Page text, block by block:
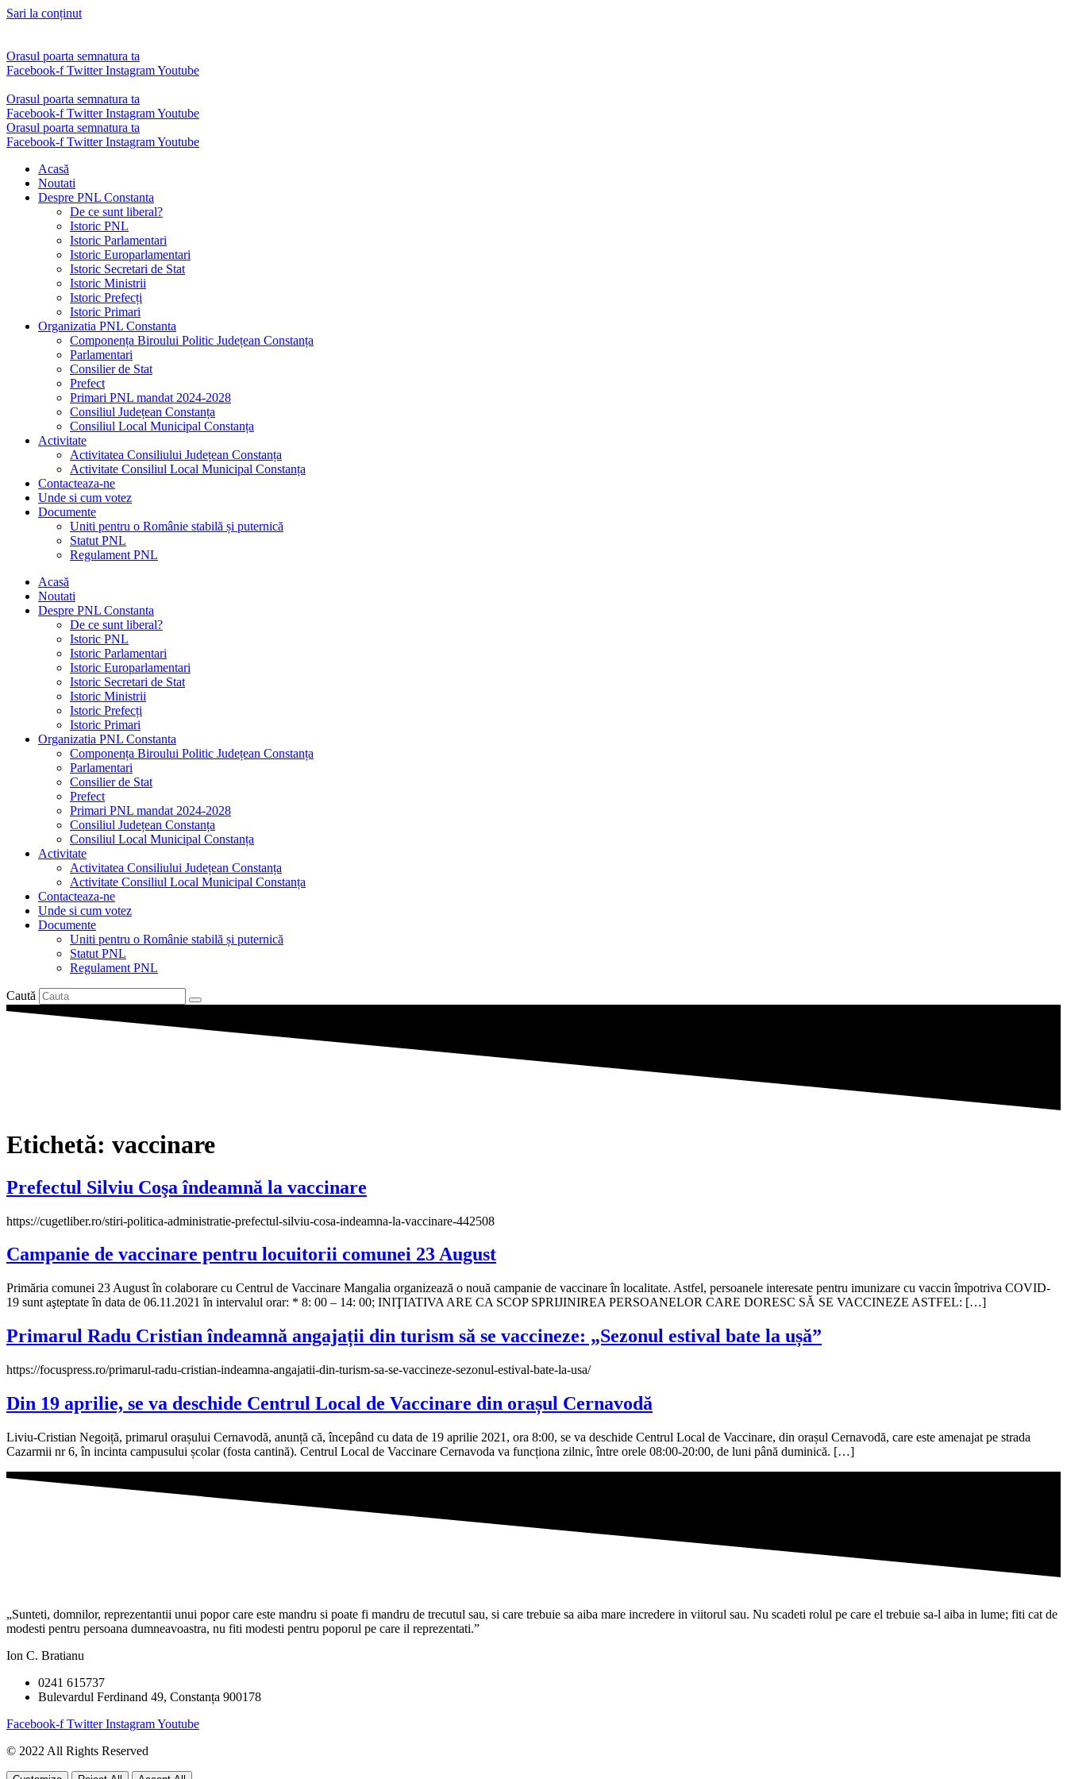
Sari la conținut
Orasul poarta semnatura ta
Facebook-f Twitter InstagramYoutube
Orasul poarta semnatura ta
Facebook-f Twitter InstagramYoutube
Orasul poarta semnatura ta
Facebook-f Twitter InstagramYoutube
Acasă
Noutati
Despre PNL Constanta
De ce sunt liberal?
Istoric PNL
Istoric Parlamentari
Istoric Europarlamentari
Istoric Secretari de Stat
Istoric Ministrii
Istoric Prefecți
Istoric Primari
Organizatia PNL Constanta
Componența Biroului Politic Județean Constanța
Parlamentari
Consilier de Stat
Prefect
Primari PNL mandat 2024-2028
Consiliul Județean Constanța
Consiliul Local Municipal Constanța
Activitate
Activitatea Consiliului Județean Constanța
Activitate Consiliul Local Municipal Constanța
Contacteaza-ne
Unde si cum votez
Documente
Uniti pentru o Românie stabilă și puternică
Statut PNL
Regulament PNL
Acasă
Noutati
Despre PNL Constanta
De ce sunt liberal?
Istoric PNL
Istoric Parlamentari
Istoric Europarlamentari
Istoric Secretari de Stat
Istoric Ministrii
Istoric Prefecți
Istoric Primari
Organizatia PNL Constanta
Componența Biroului Politic Județean Constanța
Parlamentari
Consilier de Stat
Prefect
Primari PNL mandat 2024-2028
Consiliul Județean Constanța
Consiliul Local Municipal Constanța
Activitate
Activitatea Consiliului Județean Constanța
Activitate Consiliul Local Municipal Constanța
Contacteaza-ne
Unde si cum votez
Documente
Uniti pentru o Românie stabilă și puternică
Statut PNL
Regulament PNL
Caută
Etichetă: vaccinare
Prefectul Silviu Coşa îndeamnă la vaccinare
https://cugetliber.ro/stiri-politica-administratie-prefectul-silviu-cosa-indeamna-la-vaccinare-442508
Campanie de vaccinare pentru locuitorii comunei 23 August
Primăria comunei 23 August în colaborare cu Centrul de Vaccinare Mangalia organizează o nouă campanie de vaccinare în localitate. Astfel, persoanele interesate pentru imunizare cu vaccin împotriva COVID-
19 sunt aşteptate în data de 06.11.2021 în intervalul orar: * 8: 00 – 14: 00; INIŢIATIVA ARE CA SCOP SPRIJINIREA PERSOANELOR CARE DORESC SĂ SE VACCINEZE ASTFEL: […]
Primarul Radu Cristian îndeamnă angajații din turism să se vaccineze: „Sezonul estival bate la ușă”
https://focuspress.ro/primarul-radu-cristian-indeamna-angajatii-din-turism-sa-se-vaccineze-sezonul-estival-bate-la-usa/
Din 19 aprilie, se va deschide Centrul Local de Vaccinare din orașul Cernavodă
Liviu-Cristian Negoiță, primarul orașului Cernavodă, anunță că, începând cu data de 19 aprilie 2021, ora 8:00, se va deschide Centrul Local de Vaccinare, din orașul Cernavodă, care este amenajat pe strada
Cazarmii nr 6, în incinta campusului școlar (fosta cantină). Centrul Local de Vaccinare Cernavoda va funcționa zilnic, între orele 08:00-20:00, de luni până duminică. […]
„Sunteti, domnilor, reprezentantii unui popor care este mandru si poate fi mandru de trecutul sau, si care trebuie sa aiba mare incredere in viitorul sau. Nu scadeti rolul pe care el trebuie sa-l aiba in lume; fiti cat de
modesti pentru persoana dumneavoastra, nu fiti modesti pentru poporul pe care il reprezentati.”
Ion C. Bratianu
0241 615737
Bulevardul Ferdinand 49, Constanța 900178
Facebook-f Twitter InstagramYoutube
© 2022 All Rights Reserved